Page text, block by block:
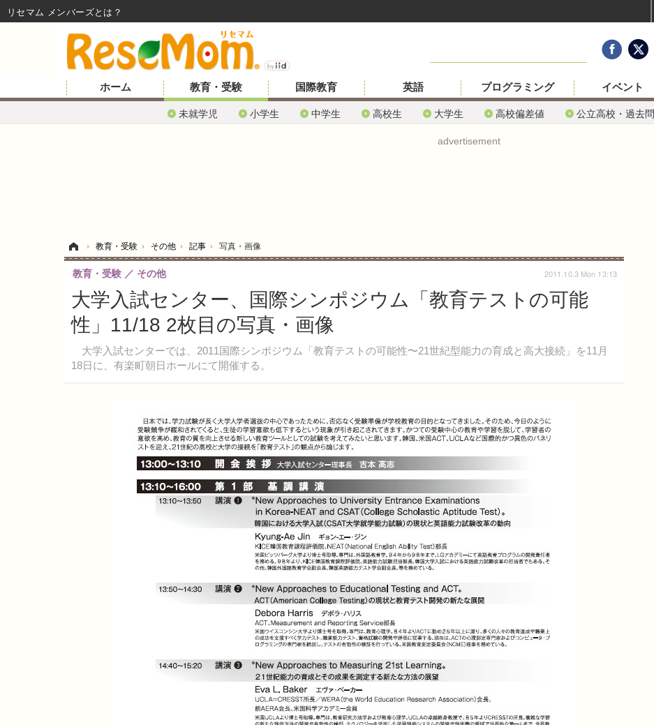
ホーム 教育・受験
未就学児 小学生 中学生 高校生 大学生 高校偏差値 公立高校・過去問
国際教育 英語 プログラミング イベント
advertisement
› 教育・受験 › その他 › 記事 › 写真・画像
大学入試センター、国際シンポジウム「教育テストの可能
性」11/18 2枚目の写真・画像
大学入試センターでは、2011国際シンポジウム「教育テストの可能性〜21世紀型能力の育成と高大接続」を11月
18日に、有楽町朝日ホールにて開催する。
教育・受験 その他 2011.10.3 Mon 13:13
リセマム メンバーズ